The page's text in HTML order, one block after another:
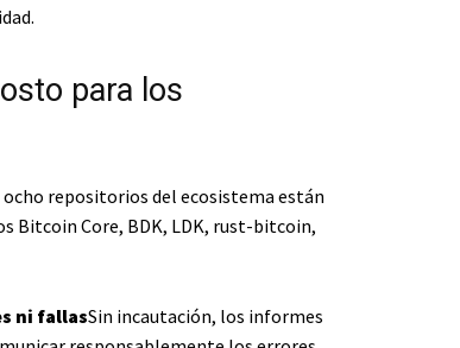
para los
repositorios del ecosistema están
Bitcoin Core, BDK, LDK, rust-bitcoin,
ni fallasSin incautación, los informes